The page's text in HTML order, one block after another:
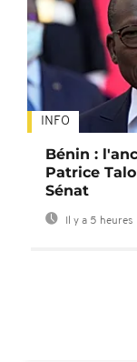
INFO
Bénin :
Patrice
Sénat
Il y a 5 heures